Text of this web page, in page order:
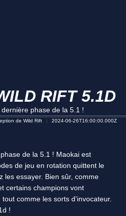
RIFT 5.1D
phase de la 5.1 !
de Wild Rift 2024-06-26T16:00:00.000Z
de la 5.1 ! Maokai est
de jeu en rotation quittent le
les essayer. Bien sûr, comme
certains champions vont
comme les sorts d'invocateur.
!